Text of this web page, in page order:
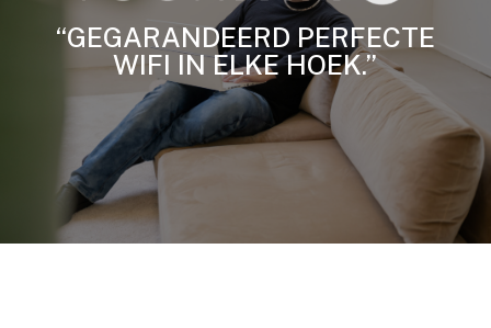
“GEGARANDEERD PERFECTE
WIFI IN ELKE HOEK.”